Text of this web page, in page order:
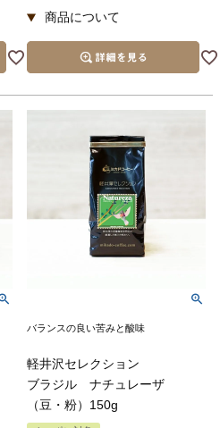
バランスの良い苦みと酸味
軽井沢セレクション
ブラジル ナチュレーザ
（豆・粉）150g